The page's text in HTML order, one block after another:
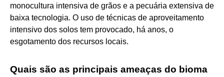
monocultura intensiva de grãos e a pecuária extensiva de
baixa tecnologia. O uso de técnicas de aproveitamento
intensivo dos solos tem provocado, há anos, o
esgotamento dos recursos locais.
Quais são as principais ameaças do bioma